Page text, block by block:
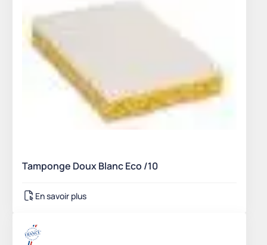
Tamponge Doux Blanc Eco /10
En savoir plus